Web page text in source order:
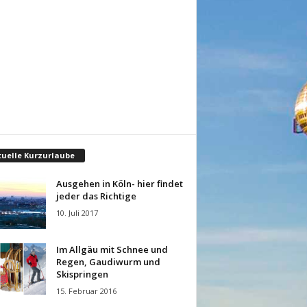
Kurzurlaube
Ausgehen in Köln- hier findet
jeder das Richtige
10. Juli 2017
Im Allgäu mit Schnee und
Regen, Gaudiwurm und
Skispringen
15. Februar 2016